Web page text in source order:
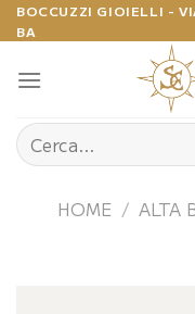
Salta
ai
contenuti
BOCCUZZI GIOIELLI -
BA
Cerca:
HOME / ALTA